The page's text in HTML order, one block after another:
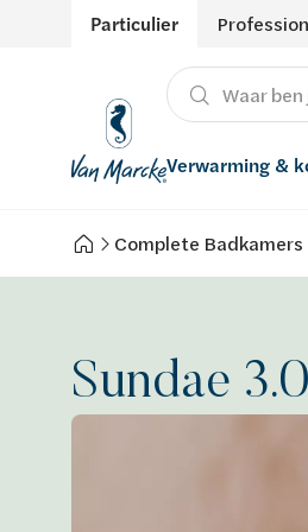
Particulier
Verwarming &
Verwarming
Producten
Advies
Hernieuwbare
Waterontharders
Complete Badkamers
Sundae